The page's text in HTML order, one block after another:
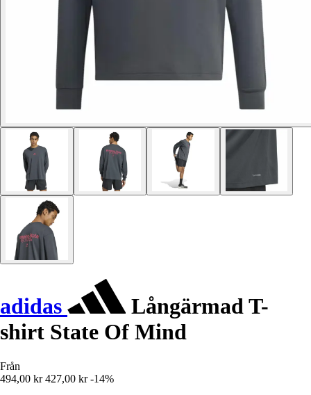
adidas
Långärmad T-
shirt State Of Mind
Från
494,00 kr 427,00 kr -14%